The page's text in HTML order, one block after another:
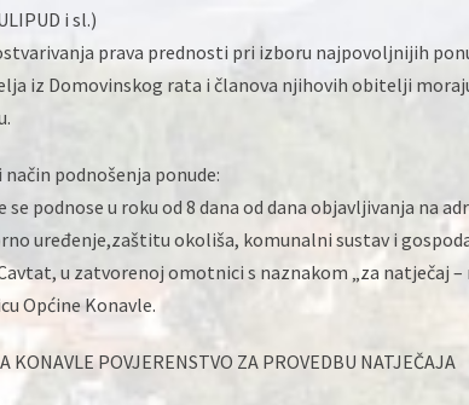
i sl.)
prava prednosti pri izboru najpovoljnijih
iz Domovinskog rata i članova njihovih obitelji
način podnošenja ponude:
se podnose u roku od 8 dana od dana objavljivanja na
uređenje,zaštitu okoliša, komunalni sustav i
u zatvorenoj omotnici s naznakom „za natječaj
Općine Konavle.
KONAVLE POVJERENSTVO ZA PROVEDBU NATJEČAJA